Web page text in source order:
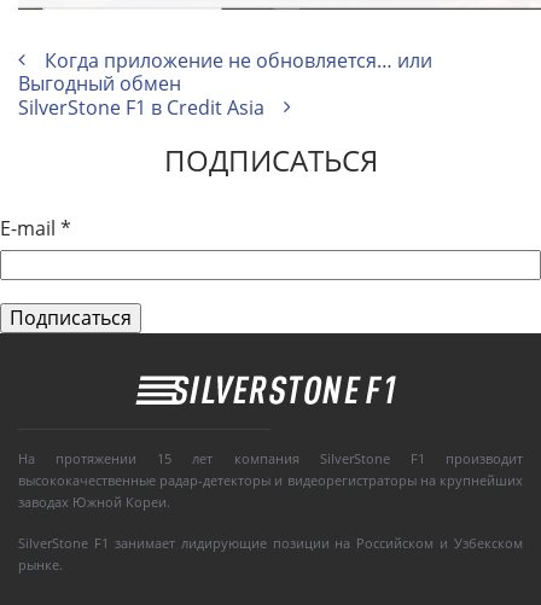
Когда приложение не обновляется… или
Выгодный обмен
SilverStone F1 в Credit Asia
ПОДПИСАТЬСЯ
E-mail *
На протяжении 15 лет компания SilverStone F1 производит
высококачественные радар-детекторы и видеорегистраторы на крупнейших
заводах Южной Кореи.
SilverStone F1 занимает лидирующие позиции на Российском и Узбекском
рынке.